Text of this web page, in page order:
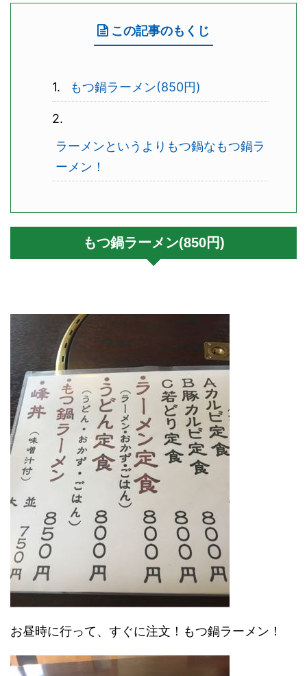
この記事のもくじ
もつ鍋ラーメン(850円)
ラーメンというよりもつ鍋なもつ鍋ラ
ーメン！
もつ鍋ラーメン(850円)
お昼時に行って、すぐに注文！もつ鍋ラーメン！